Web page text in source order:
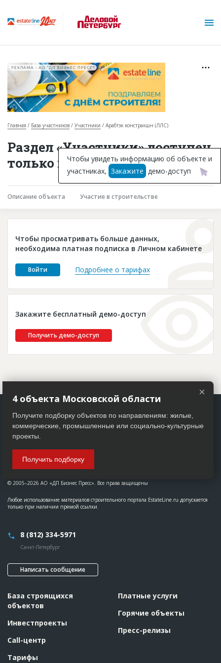
Горячие объекты
База строящихся объектов
Инвестпроекты
Глоссарий
Платные услуги
Пресс-релизы
РЕКЛАМА • АО "ДП БИЗНЕС ПРЕСС"
Главная База участников Участники Арабтэк констракшн (ЛЛС)
Раздел «Участники» доступен
только подписчикам
Описание объекта Участие в строительстве
Чтобы просматривать больше данных,
необходима платная подписка в Личном кабинете
Войти Подробнее о тарифах
Закажите бесплатный демо-доступ
Получить демо-доступ
Чтобы увидеть информацию об объекте и
участниках, Закажите демо-доступ
© 2005–2026 АО «ДП Бизнес Пресс». Все права защищены
Любое использование материалов строительного портала EstateLine.ru допускается
только при наличии прямой ссылки.
8 (812) 334-5971
Санкт-Петербург
Написать сообщение
База строящихся
объектов
Инвестпроекты
Call-центр
Тарифы
Платные услуги
Горячие объекты
Пресс-релизы
×
4 объекта Московской области
Получите подборку объектов по направлениям: жилые,
коммерческие, промышленные или социально-культурные
проекты.
Получить подборку